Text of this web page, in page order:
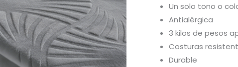
Un solo tono o
Antialérgica
3 kilos de pesos
Costuras
Durable